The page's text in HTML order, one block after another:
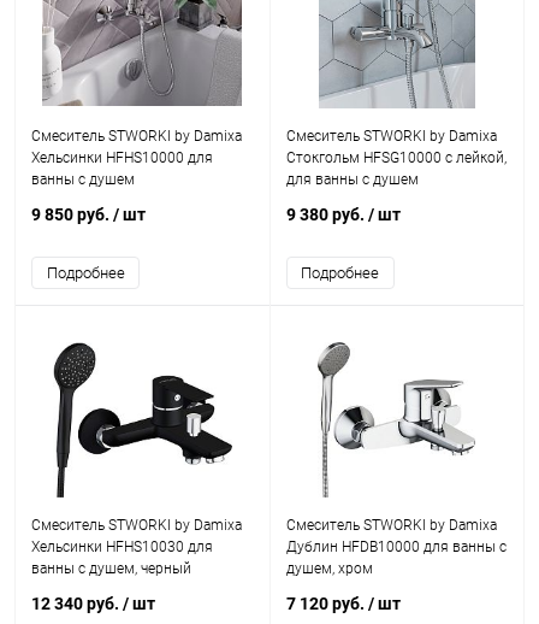
Смеситель STWORKI by Damixa
Хельсинки HFHS10000 для
ванны с душем
9 850 руб. / шт
Подробнее
Смеситель STWORKI by Damixa
Стокгольм HFSG10000 с лейкой,
для ванны с душем
9 380 руб. / шт
Подробнее
Смеситель STWORKI by Damixa
Хельсинки HFHS10030 для
ванны с душем, черный
12 340 руб. / шт
Смеситель STWORKI by Damixa
Дублин HFDB10000 для ванны с
душем, хром
7 120 руб. / шт